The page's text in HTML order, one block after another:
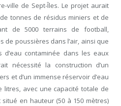
ville de Sept-Îles. Le projet aurait
tonnes de résidus miniers et de
de 5000 terrains de football,
de poussières dans l’air, ainsi que
contaminée dans les eaux
nécessité la construction d’un
et d’un immense réservoir d’eau
litres, avec une capacité totale de
en hauteur (50 à 150 mètres)